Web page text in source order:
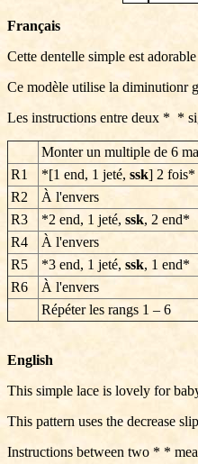
Français
Cette dentelle simple est
Ce modèle utilise la diminutionr
Les instructions entre deux * *
Monter un multiple de 6
R1
*[1 end, 1 jeté, ssk] 2 fois*
R2
À l'envers
R3
*2 end, 1 jeté, ssk, 2 end*
R4
À l'envers
R5
*3 end, 1 jeté, ssk, 1 end*
R6
À l'envers
Répéter les rangs 1 – 6
English
This simple lace is lovely for
This pattern uses the decrease
Instructions between two * *